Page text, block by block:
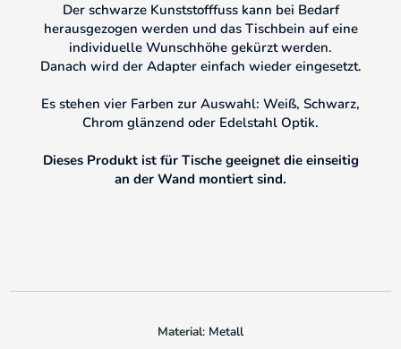
Der schwarze Kunststofffuss kann bei Bedarf
herausgezogen werden und das Tischbein auf eine
individuelle Wunschhöhe gekürzt werden.
Danach wird der Adapter einfach wieder eingesetzt.
Es stehen vier Farben zur Auswahl: Weiß, Schwarz,
Chrom glänzend oder Edelstahl Optik.
Dieses Produkt ist für Tische geeignet die einseitig
an der Wand montiert sind.
Material: Metall